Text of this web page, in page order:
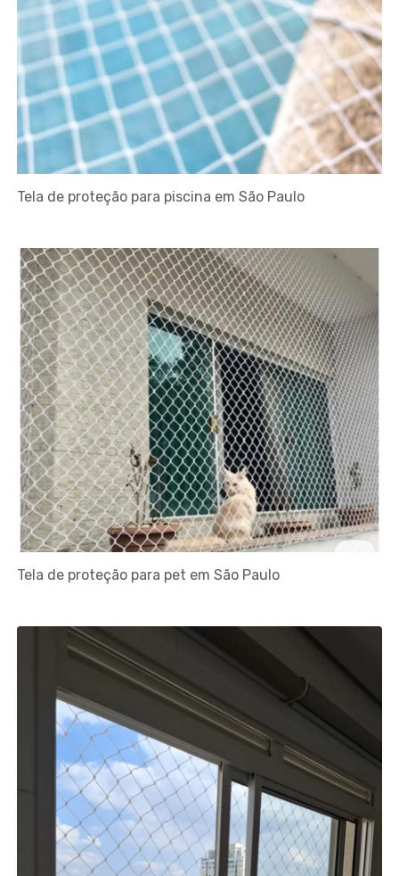
Tela de proteção para piscina em São Paulo
Tela de proteção para pet em São Paulo